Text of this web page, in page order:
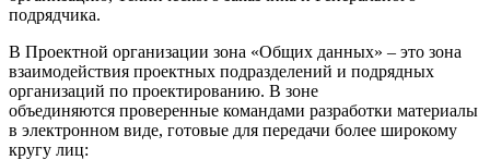
подрядчика.
В Проектной организации зона «Общих данных» – это зона
взаимодействия проектных подразделений и подрядных
организаций по проектированию. В зоне
объединяются проверенные командами разработки материалы
в электронном виде, готовые для передачи более широкому
кругу лиц: